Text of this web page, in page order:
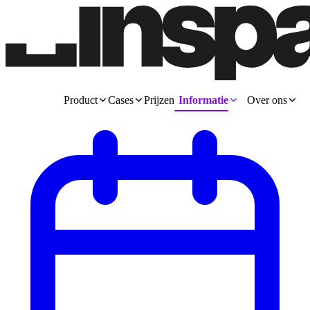
Product Cases Prijzen Informatie Over ons